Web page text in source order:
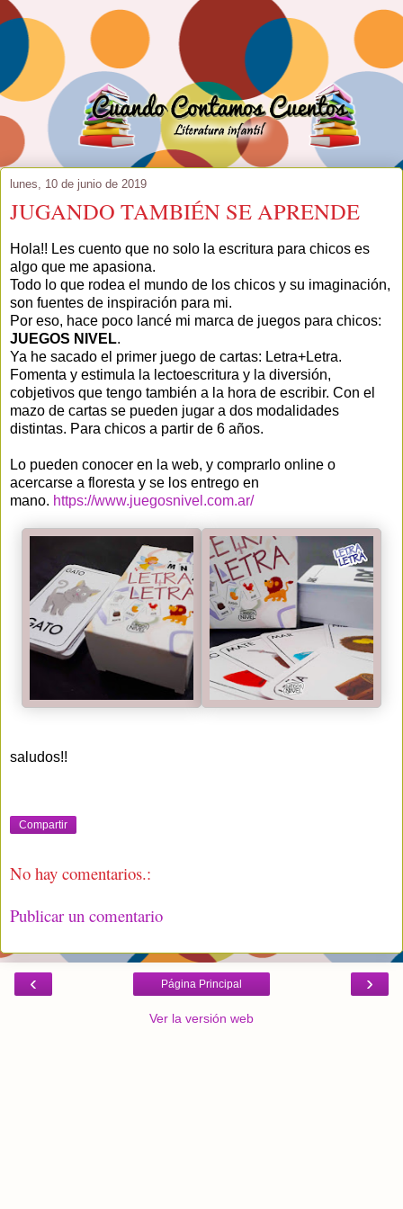
lunes, 10 de junio de 2019
JUGANDO TAMBIÉN SE APRENDE
Hola!! Les cuento que no solo la escritura para chicos es
algo que me apasiona.
Todo lo que rodea el mundo de los chicos y su imaginación,
son fuentes de inspiración para mi.
Por eso, hace poco lancé mi marca de juegos para chicos:
JUEGOS NIVEL.
Ya he sacado el primer juego de cartas: Letra+Letra.
Fomenta y estimula la lectoescritura y la diversión,
cobjetivos que tengo también a la hora de escribir. Con el
mazo de cartas se pueden jugar a dos modalidades
distintas. Para chicos a partir de 6 años.
Lo pueden conocer en la web, y comprarlo online o
acercarse a floresta y se los entrego en
mano. https://www.juegosnivel.com.ar/
saludos!!
Compartir
No hay comentarios.:
Publicar un comentario
‹ ›
Página Principal
Ver la versión web